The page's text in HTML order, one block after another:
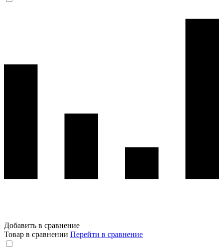
Добавить в сравнение
Товар в сравнении Перейти в сравнение